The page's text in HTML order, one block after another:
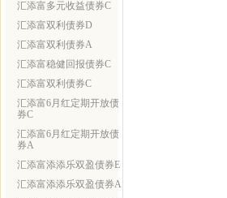
汇添富多元收益债券C
汇添富双利债券D
汇添富双利债券A
汇添富稳健回报债券C
汇添富双利债券C
汇添富6月红定期开放债
券C
汇添富6月红定期开放债
券A
汇添富添添乐双盈债券E
汇添富添添乐双盈债券A